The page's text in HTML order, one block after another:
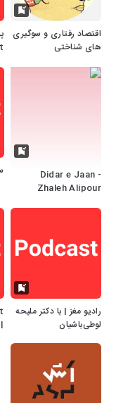
اقتصاد رفتاری و سوگیری
های شناختی
Didar e Jaan -
Zhaleh Alipour
روانشناسی و عرفانی ژاله
رادیو مغز | با دکتر ملیحه
لوطی‌باشیان